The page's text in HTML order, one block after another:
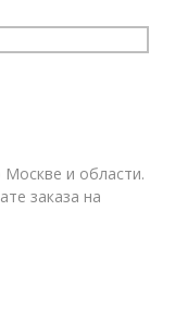
Москве и области.
заказа на